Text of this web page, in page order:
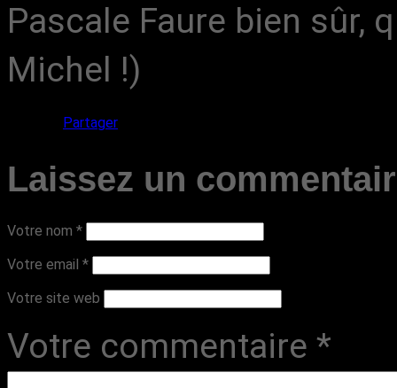
Pascale Faure bien sûr,
Michel !)
Partager
Laissez un
Votre nom *
Votre email *
Votre site web
Votre commentaire *